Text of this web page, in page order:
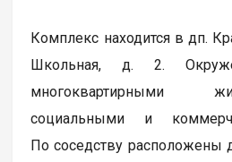
Комплекс находится в дп.
Школьная, д. 2.
многоквартирными
социальными и
По соседству расположены